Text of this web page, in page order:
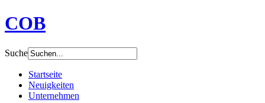
COB
Suche
Startseite
Neuigkeiten
Unternehmen